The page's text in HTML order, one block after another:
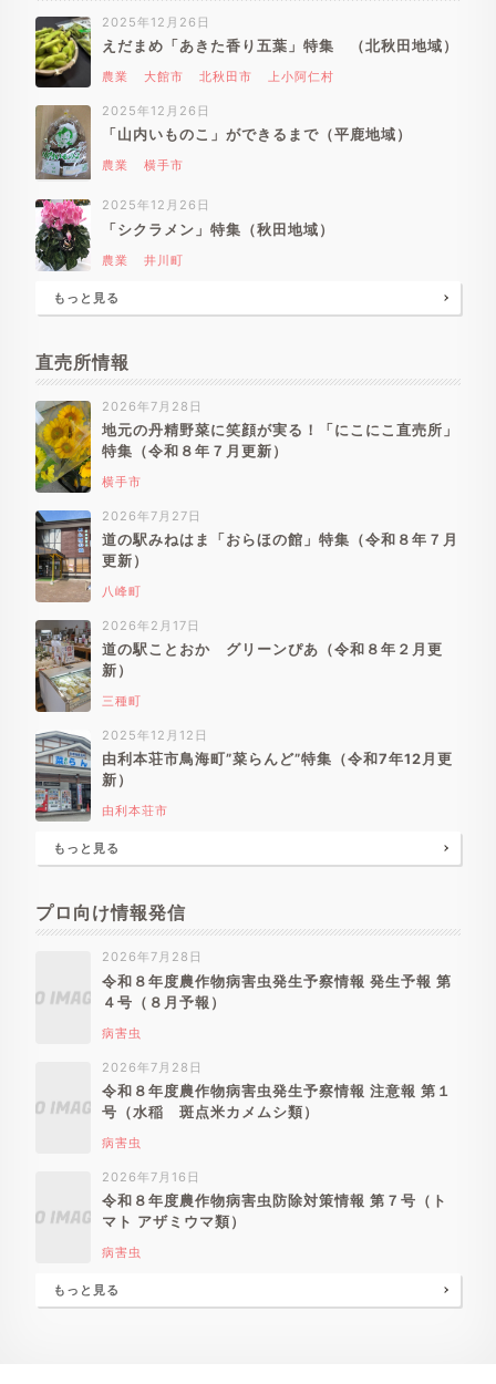
2025年12月26日
えだまめ「あきた香り五葉」特集 （北秋田地域）
農業 大館市 北秋田市 上小阿仁村
2025年12月26日
「山内いものこ」ができるまで（平鹿地域）
農業 横手市
2025年12月26日
「シクラメン」特集（秋田地域）
農業 井川町
もっと見る
直売所情報
2026年7月28日
地元の丹精野菜に笑顔が実る！「にこにこ直売所」
特集（令和８年７月更新）
横手市
2026年7月27日
道の駅みねはま「おらほの館」特集（令和８年７月
更新）
八峰町
2026年2月17日
道の駅ことおか グリーンぴあ（令和８年２月更
新）
三種町
2025年12月12日
由利本荘市鳥海町”菜らんど”特集（令和7年12月更
新）
由利本荘市
もっと見る
プロ向け情報発信
2026年7月28日
令和８年度農作物病害虫発生予察情報 発生予報 第
４号（８月予報）
病害虫
2026年7月28日
令和８年度農作物病害虫発生予察情報 注意報 第１
号（水稲 斑点米カメムシ類）
病害虫
2026年7月16日
令和８年度農作物病害虫防除対策情報 第７号（ト
マト アザミウマ類）
病害虫
もっと見る